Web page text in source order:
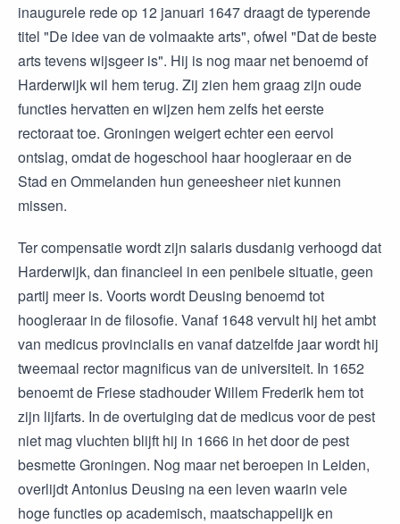
inaugurele rede op 12 januari 1647 draagt de typerende
titel "De idee van de volmaakte arts", ofwel "Dat de beste
arts tevens wijsgeer is". Hij is nog maar net benoemd of
Harderwijk wil hem terug. Zij zien hem graag zijn oude
functies hervatten en wijzen hem zelfs het eerste
rectoraat toe. Groningen weigert echter een eervol
ontslag, omdat de hogeschool haar hoogleraar en de
Stad en Ommelanden hun geneesheer niet kunnen
missen.
Ter compensatie wordt zijn salaris dusdanig verhoogd dat
Harderwijk, dan financieel in een penibele situatie, geen
partij meer is. Voorts wordt Deusing benoemd tot
hoogleraar in de filosofie. Vanaf 1648 vervult hij het ambt
van medicus provincialis en vanaf datzelfde jaar wordt hij
tweemaal rector magnificus van de universiteit. In 1652
benoemt de Friese stadhouder Willem Frederik hem tot
zijn lijfarts. In de overtuiging dat de medicus voor de pest
niet mag vluchten blijft hij in 1666 in het door de pest
besmette Groningen. Nog maar net beroepen in Leiden,
overlijdt Antonius Deusing na een leven waarin vele
hoge functies op academisch, maatschappelijk en